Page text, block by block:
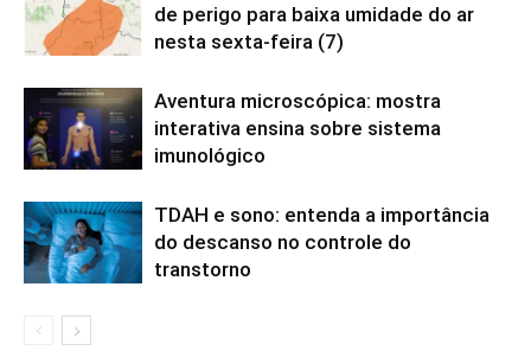
de perigo para baixa umidade do ar
nesta sexta-feira (7)
Aventura microscópica: mostra
interativa ensina sobre sistema
imunológico
TDAH e sono: entenda a importância
do descanso no controle do
transtorno